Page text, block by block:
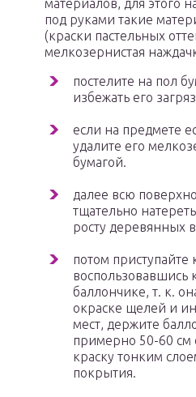
материалов, для этого
под руками такие
(краски пастельных
мелкозернистая
постелите на пол
избежать его
если на предмете
удалите его
бумагой.
далее всю
тщательно
росту деревянных
потом
воспользовавшись
баллончике, т. к.
окраске щелей и
мест, держите
примерно 50-60 см
краску тонким
покрытия.